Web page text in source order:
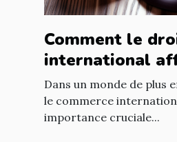
Comment le
international
accords
Dans un monde de plus
le commerce
importance cruciale...